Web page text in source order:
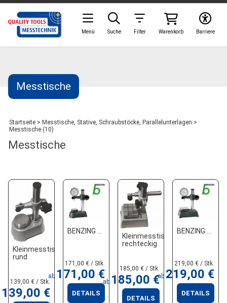
Messtische
Startseite > Messtische, Stative, Schraubstöcke, Parallelunterlagen >
Messtische (10)
Messtische
Kleinmesstisch
rund
139,00 € / Stk.
139,00 €
BENZING
171,00 € / Stk.
ab 171,00 €
DETAILS
Kleinmesstisch
rechteckig
185,00 € / Stk.
ab 185,00 €
DETAILS
BENZING
219,00 € / Stk.
ab 219,00 €
DETAILS
Barriere
Warenkorb
Filter
Suche
Menü